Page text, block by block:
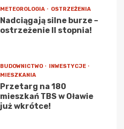
METEOROLOGIA OSTRZEŻENIA
Nadciągają silne burze –
ostrzeżenie II stopnia!
BUDOWNICTWO
INWESTYCJE
MIESZKANIA
Przetarg na 180
mieszkań TBS w Oławie
już wkrótce!